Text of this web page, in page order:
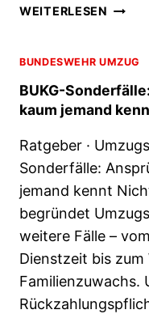
WEITERLESEN B
G
G
D
-
U
U
G
I
BUNDESWEHR UMZUG
BUKG-
kaum jemand
Ratgeber ·
Sonderfälle:
jemand kennt
begründet
weitere Fälle –
Dienstzeit bis
Familienzuwachs.